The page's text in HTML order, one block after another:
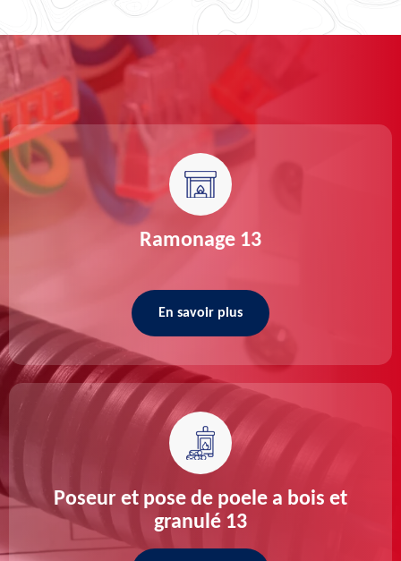
Ramonage 13
En savoir plus
Poseur et pose de poele a bois et
granulé 13